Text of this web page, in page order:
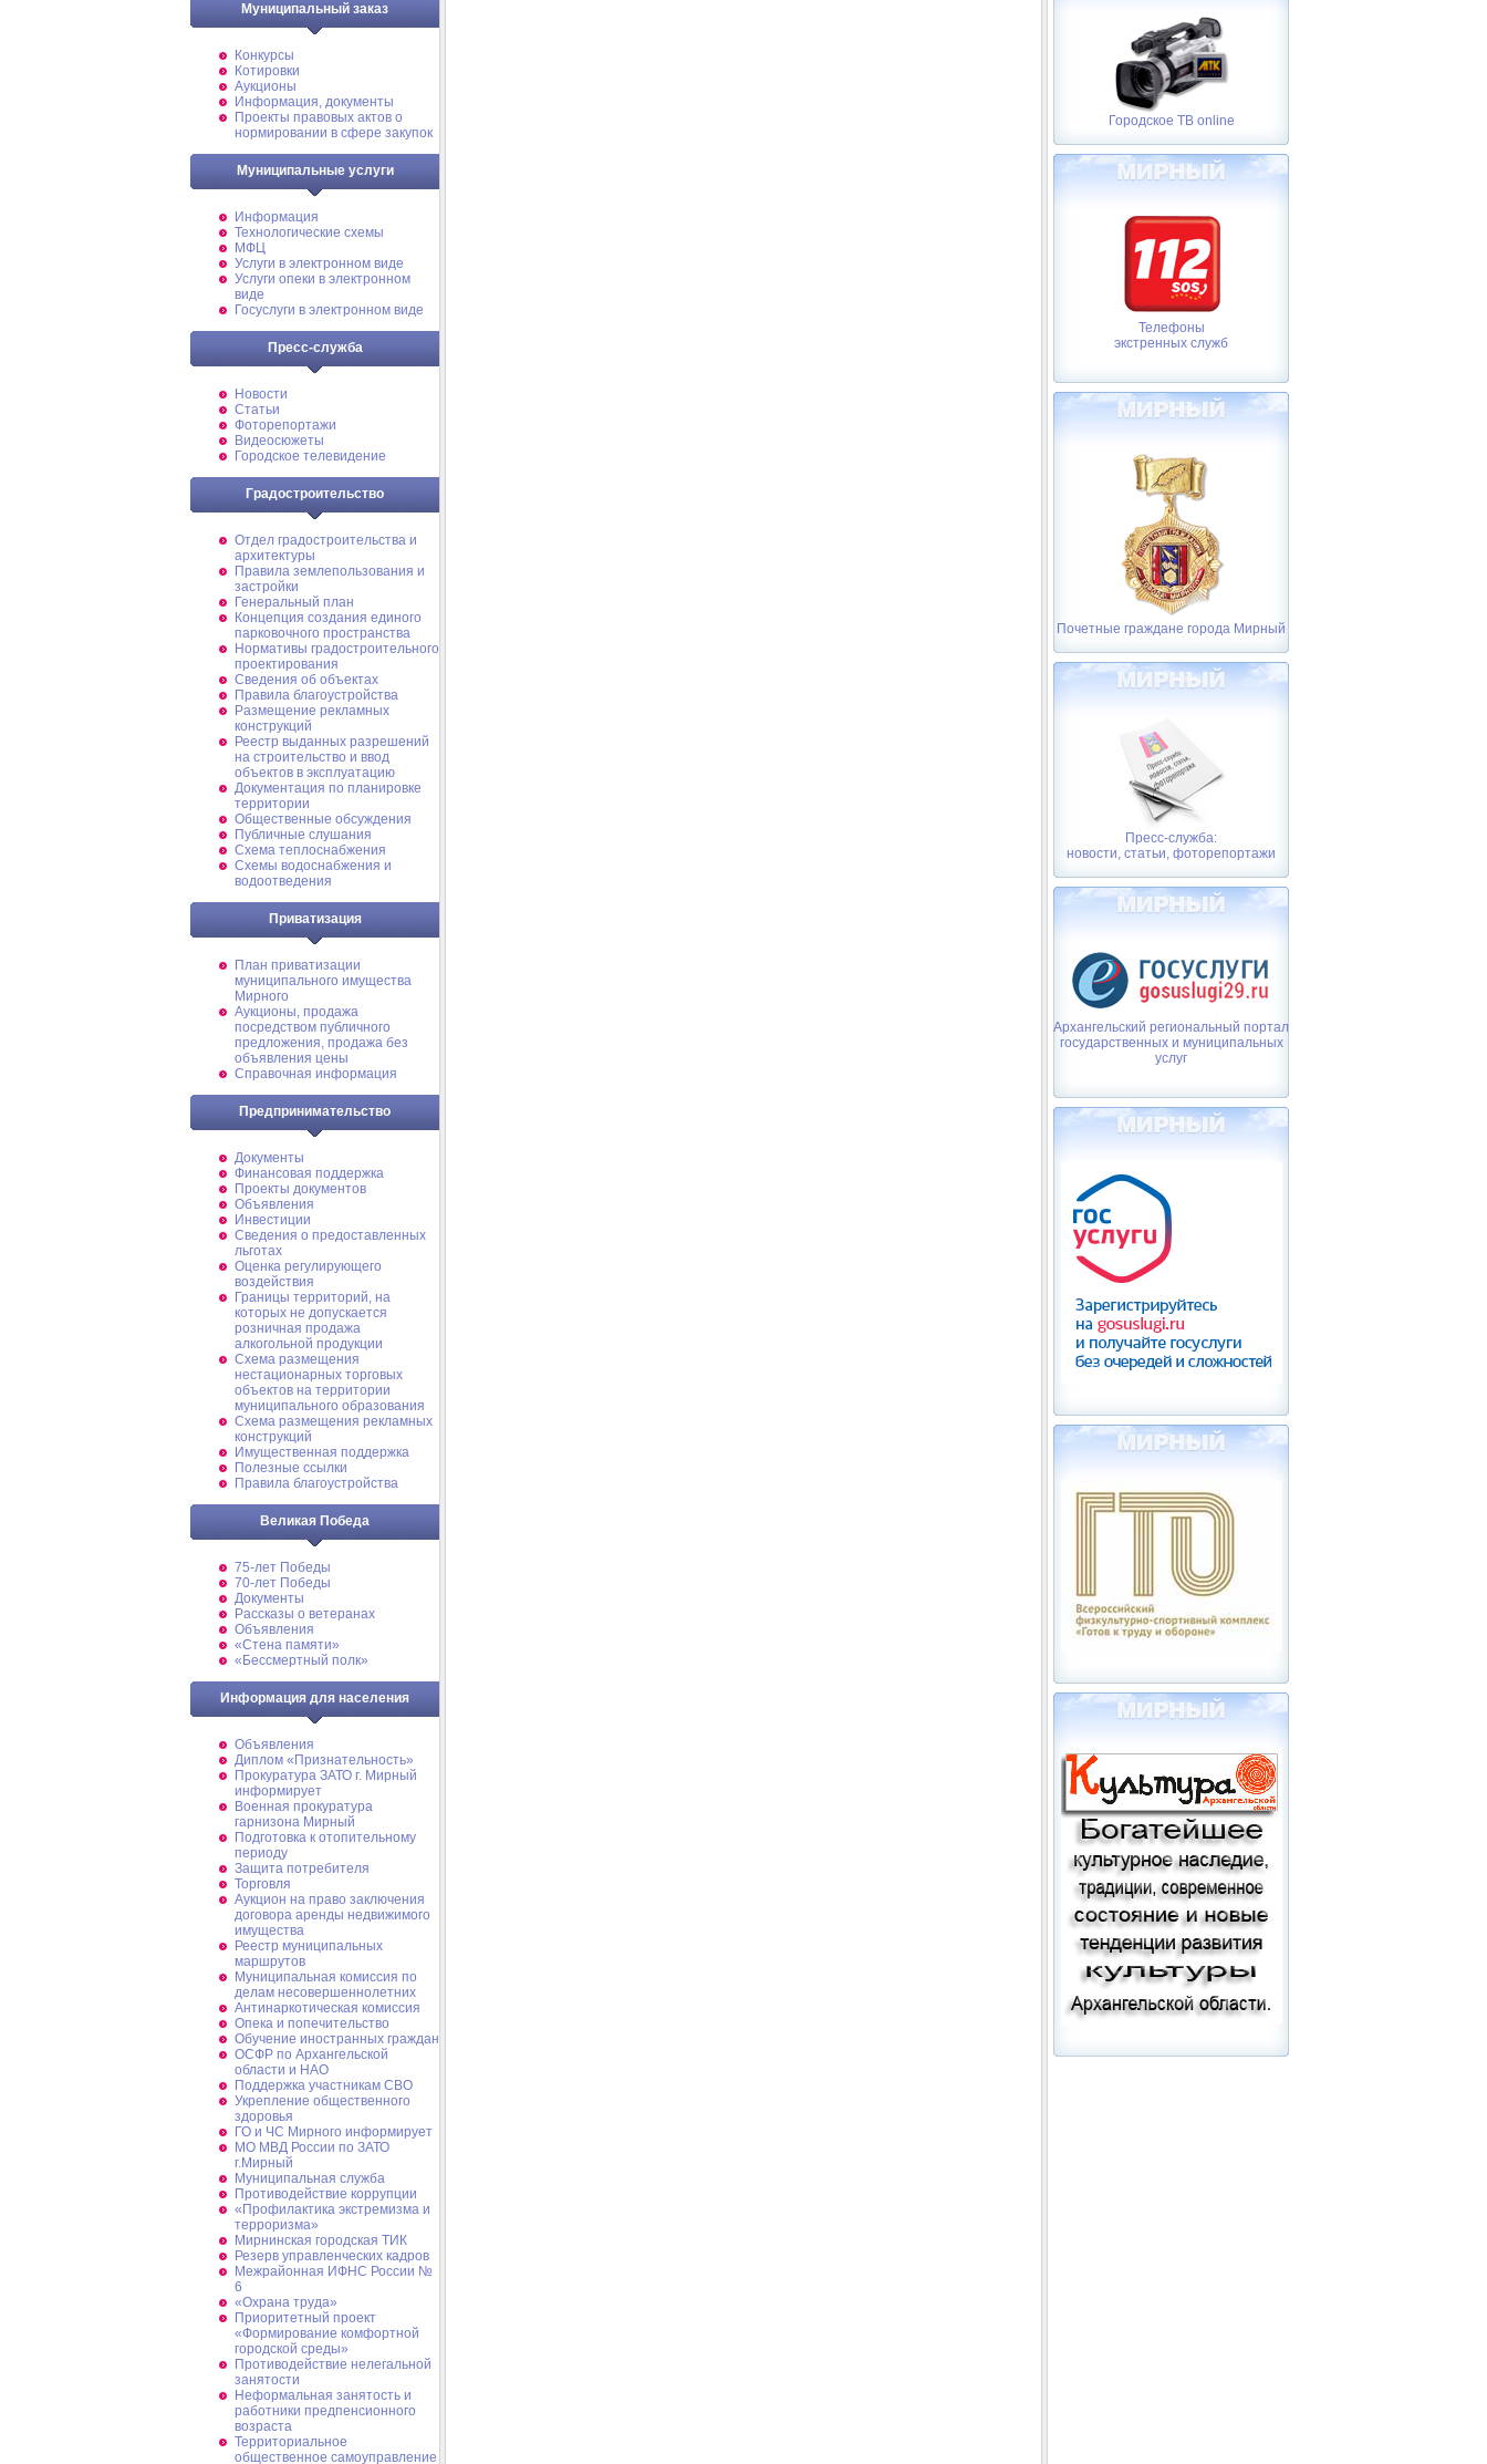
Муниципальный заказ
Конкурсы
Котировки
Аукционы
Информация, документы
Проекты правовых актов о
нормировании в сфере закупок
Муниципальные услуги
Информация
Технологические схемы
МФЦ
Услуги в электронном виде
Услуги опеки в электронном
виде
Госуслуги в электронном виде
Пресс-служба
Новости
Статьи
Фоторепортажи
Видеосюжеты
Городское телевидение
Градостроительство
Отдел градостроительства и
архитектуры
Правила землепользования и
застройки
Генеральный план
Концепция создания единого
парковочного пространства
Нормативы градостроительного
проектирования
Сведения об объектах
Правила благоустройства
Размещение рекламных
конструкций
Реестр выданных разрешений
на строительство и ввод
объектов в эксплуатацию
Документация по планировке
территории
Общественные обсуждения
Публичные слушания
Схема теплоснабжения
Схемы водоснабжения и
водоотведения
Приватизация
План приватизации
муниципального имущества
Мирного
Аукционы, продажа
посредством публичного
предложения, продажа без
объявления цены
Справочная информация
Предпринимательство
Документы
Финансовая поддержка
Проекты документов
Объявления
Инвестиции
Сведения о предоставленных
льготах
Оценка регулирующего
воздействия
Границы территорий, на
которых не допускается
розничная продажа
алкогольной продукции
Схема размещения
нестационарных торговых
объектов на территории
муниципального образования
Схема размещения рекламных
конструкций
Имущественная поддержка
Полезные ссылки
Правила благоустройства
Великая Победа
75-лет Победы
70-лет Победы
Документы
Рассказы о ветеранах
Объявления
«Стена памяти»
«Бессмертный полк»
Информация для населения
Объявления
Диплом «Признательность»
Прокуратура ЗАТО г. Мирный
информирует
Военная прокуратура
гарнизона Мирный
Подготовка к отопительному
периоду
Защита потребителя
Торговля
Аукцион на право заключения
договора аренды недвижимого
имущества
Реестр муниципальных
маршрутов
Муниципальная комиссия по
делам несовершеннолетних
Антинаркотическая комиссия
Опека и попечительство
Обучение иностранных граждан
ОСФР по Архангельской
области и НАО
Поддержка участникам СВО
Укрепление общественного
здоровья
ГО и ЧС Мирного информирует
МО МВД России по ЗАТО
г.Мирный
Муниципальная cлужба
Противодействие коррупции
«Профилактика экстремизма и
терроризма»
Мирнинская городская ТИК
Резерв управленческих кадров
Межрайонная ИФНС России №
6
«Охрана труда»
Приоритетный проект
«Формирование комфортной
городской среды»
Противодействие нелегальной
занятости
Неформальная занятость и
работники предпенсионного
возраста
Территориальное
общественное самоуправление
Городское ТВ online
Телефоны
экстренных служб
Почетные граждане города Мирный
Пресс-служба:
новости, статьи, фоторепортажи
Архангельский региональный портал
государственных и муниципальных
услуг